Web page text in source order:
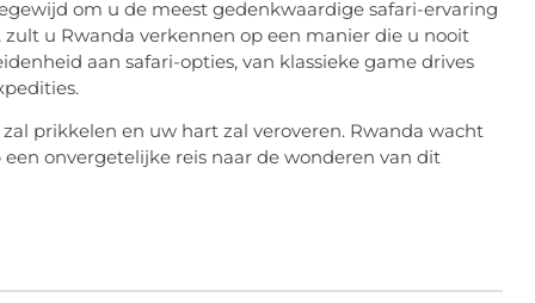
om u de meest gedenkwaardige safari-ervaring
u Rwanda verkennen op een manier die u nooit
aan safari-opties, van klassieke game drives
prikkelen en uw hart zal veroveren. Rwanda wacht
onvergetelijke reis naar de wonderen van dit